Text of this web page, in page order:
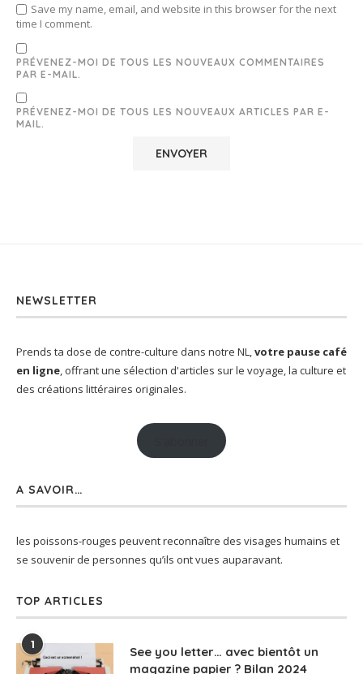
Save my name, email, and website in this browser for the next
time I comment.
PRÉVENEZ-MOI DE TOUS LES NOUVEAUX COMMENTAIRES
PAR E-MAIL.
PRÉVENEZ-MOI DE TOUS LES NOUVEAUX ARTICLES PAR E-
MAIL.
NEWSLETTER
Prends ta dose de contre-culture dans notre NL,votre pause café
en ligne, offrant une sélection d'articles sur le voyage, la culture et
des créations littéraires originales.
A SAVOIR…
les poissons-rouges peuvent reconnaître des visages humains et
se souvenir de personnes qu’ils ont vues auparavant.
TOP ARTICLES
1
See you letter… avec bientôt un
magazine papier ? Bilan 2024